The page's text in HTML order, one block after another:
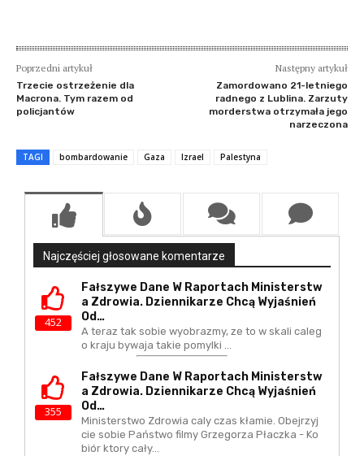
Poprzedni artykuł
Trzecie ostrzeżenie dla
Macrona. Tym razem od
policjantów
Następny artykuł
Zamordowano 21-letniego
radnego z Lublina. Zarzuty
morderstwa otrzymała jego
narzeczona
TAGI bombardowanie Gaza Izrael Palestyna
Najczęściej głosowane komentarze
452
Fałszywe Dane W Raportach Ministerstw
A Zdrowia. Dziennikarze Chcą Wyjaśnień
Od…
A teraz tak sobie wyobrazmy, ze to w skali caleg
o kraju bywaja takie pomylki ...
355
Fałszywe Dane W Raportach Ministerstw
A Zdrowia. Dziennikarze Chcą Wyjaśnień
Od…
Ministerstwo Zdrowia caly czas kłamie. Obejrzyj
cie sobie Państwo filmy Grzegorza Płaczka - Ko
biór ktory cały…